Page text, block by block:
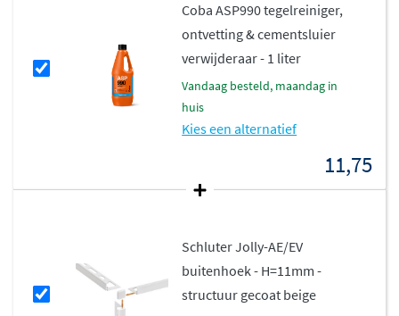
Coba ASP990 tegelreiniger,
ontvetting & cementsluier
verwijderaar - 1 liter
vandaag besteld, maandag in
huis
Kies een alternatief
11,75
Schluter Jolly-AE/EV
buitenhoek - H=11mm -
structuur gecoat beige